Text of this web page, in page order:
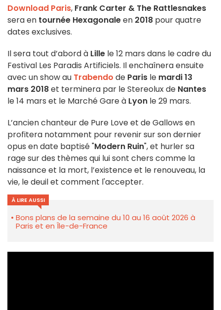
Download Paris, Frank Carter & The Rattlesnakes
sera en tournée Hexagonaleen 2018 pour quatre
dates exclusives.
Il sera tout d’abord à Lille le 12 mars dans le cadre du
Festival Les Paradis Artificiels. Il enchaînera ensuite
avec un show au Trabendo de Paris le mardi 13
mars 2018et terminera par le Stereolux de Nantes
le 14 mars et le Marché Gare à Lyon le 29 mars.
L’ancien chanteur de Pure Love et de Gallows en
profitera notamment pour revenir sur son dernier
opus en date baptisé "Modern Ruin", et hurler sa
rage sur des thèmes qui lui sont chers comme la
naissance et la mort, l’existence et le renouveau, la
vie, le deuil et comment l'accepter.
À LIRE AUSSI
Bons plans de la semaine du 10 au 16 août 2026 à
Paris et en Île-de-France